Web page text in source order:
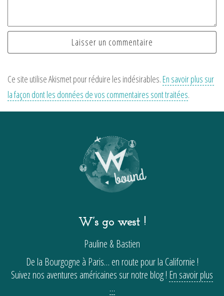
Ce site utilise Akismet pour réduire les indésirables. En savoir plus sur
la façon dont les données de vos commentaires sont traitées.
W’s go west !
Pauline & Bastien
De la Bourgogne à Paris… en route pour la Californie !
Suivez nos aventures américaines sur notre blog ! En savoir plus
…